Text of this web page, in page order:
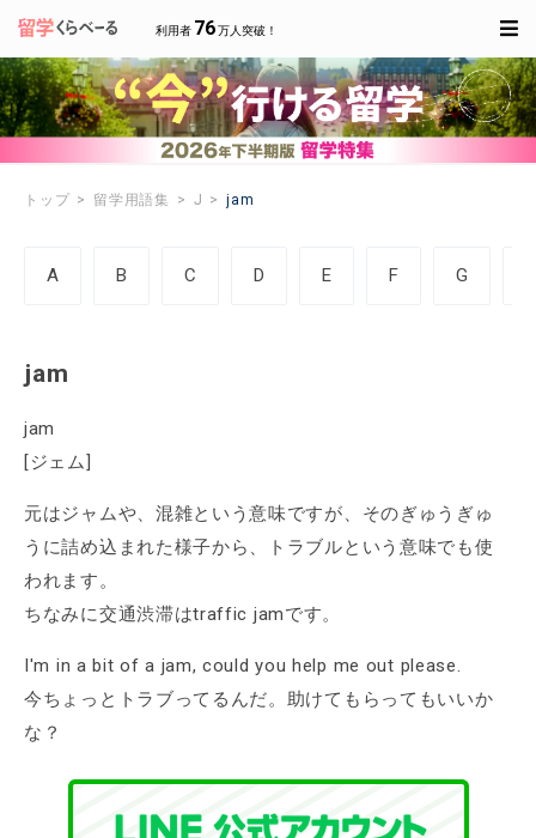
利用者 76万人突破！
トップ 留学用語集 J jam
A B C D E F G
jam
jam
[ジェム]
元はジャムや、混雑という意味ですが、そのぎゅうぎゅ
うに詰め込まれた様子から、トラブルという意味でも使
われます。
ちなみに交通渋滞はtraffic jamです。
I'm in a bit of a jam, could you help me out please.
今ちょっとトラブってるんだ。助けてもらってもいいか
な？